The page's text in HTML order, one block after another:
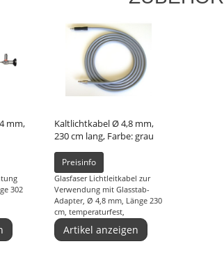
mm,
302
Kaltlichtkabel Ø 4,8 mm,
230 cm lang, Farbe: grau
Preisinfo
Glasfaser Lichtleitkabel zur
Verwendung mit Glasstab-
Adapter, Ø 4,8 mm, Länge 230
cm, temperaturfest,
Medizinprodukt;
Schlauchfarbe: grau
Artikel anzeigen